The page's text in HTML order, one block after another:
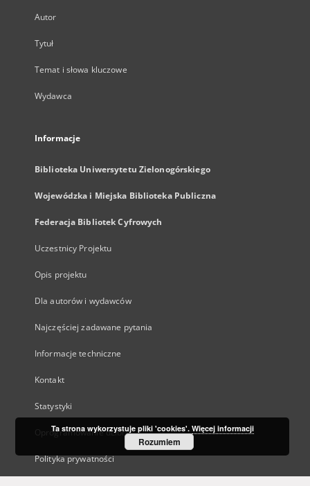
Autor
Tytuł
Temat i słowa kluczowe
Wydawca
Informacje
Biblioteka Uniwersytetu Zielonogórskiego
Wojewódzka i Miejska Biblioteka Publiczna
Federacja Bibliotek Cyfrowych
Uczestnicy Projektu
Opis projektu
Dla autorów i wydawców
Najczęściej zadawane pytania
Informacje techniczne
Kontakt
Statystyki
Oprogramowanie dLibra
Polityka prywatności
Ta strona wykorzystuje pliki 'cookies'. Więcej informacji
Rozumiem